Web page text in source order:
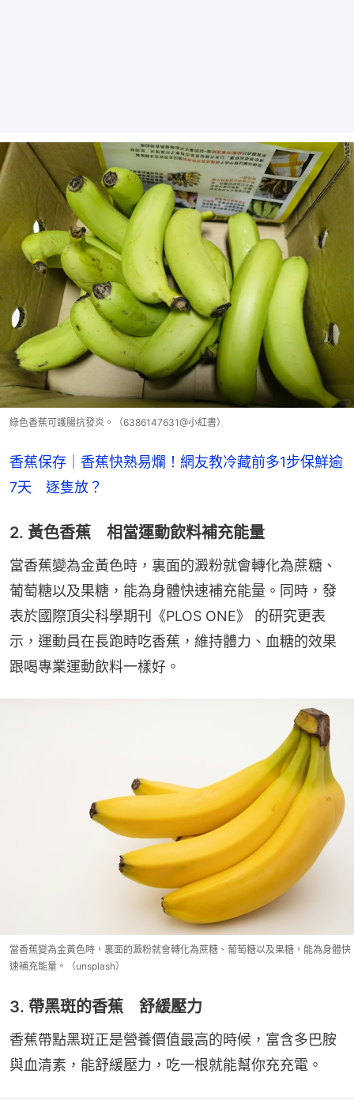
綠色香蕉可護腸抗發炎。（6386147631@小紅書）
香蕉保存｜香蕉快熟易爛！網友教冷藏前多1步保鮮逾
7天　逐隻放？
2. 黃色香蕉 相當運動飲料補充能量
當香蕉變為金黃色時，裏面的澱粉就會轉化為蔗糖、
葡萄糖以及果糖，能為身體快速補充能量。同時，發
表於國際頂尖科學期刊《PLOS ONE》 的研究更表
示，運動員在長跑時吃香蕉，維持體力、血糖的效果
跟喝專業運動飲料一樣好。
當香蕉變為金黃色時，裏面的澱粉就會轉化為蔗糖、葡萄糖以及果糖，能為身體快
速補充能量。（unsplash）
3. 帶黑斑的香蕉 舒緩壓力
香蕉帶點黑斑正是營養價值最高的時候，富含多巴胺
與血清素，能舒緩壓力，吃一根就能幫你充充電。